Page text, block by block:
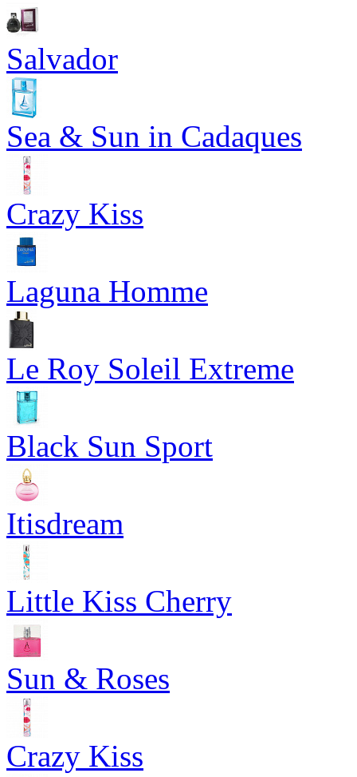
Salvador
Sea & Sun in Cadaques
Crazy Kiss
Laguna Homme
Le Roy Soleil Extreme
Black Sun Sport
Itisdream
Little Kiss Cherry
Sun & Roses
Crazy Kiss